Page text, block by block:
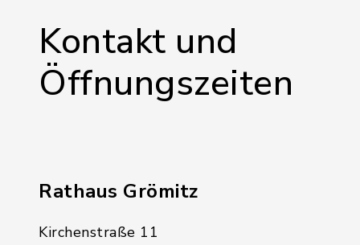
Kontakt und
Öffnungszeiten
Rathaus Grömitz
Kirchenstraße 11